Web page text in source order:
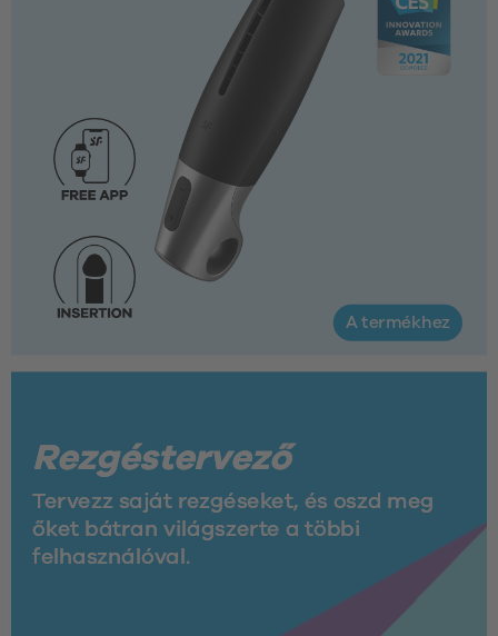
Rezgéstervező
Tervezz saját rezgéseket, és oszd meg
őket bátran világszerte a többi
felhasználóval.
A termékhez